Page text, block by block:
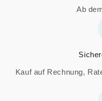
Ab
Kauf auf Rechnung,